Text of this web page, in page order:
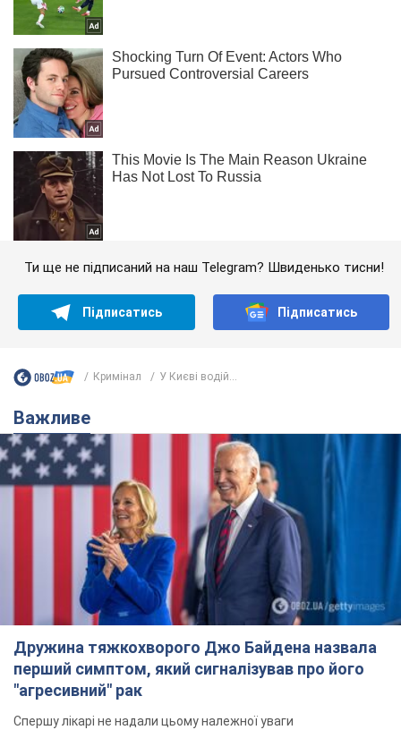
Ти ще не підписаний на наш Telegram? Швиденько тисни!
Підписатись Підписатись
Кримінал У Києві водій...
Важливе
Дружина тяжкохворого Джо Байдена назвала
перший симптом, який сигналізував про його
"агресивний" рак
Спершу лікарі не надали цьому належної уваги